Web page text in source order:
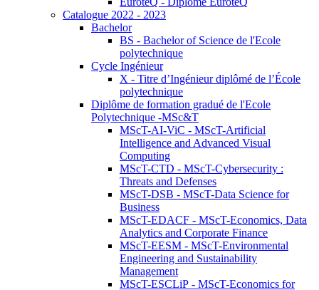
Catalogue 2022 - 2023
Bachelor
BS - Bachelor of Science de l'Ecole
polytechnique
Cycle Ingénieur
X - Titre d’Ingénieur diplômé de l’École
polytechnique
Diplôme de formation gradué de l'Ecole
Polytechnique -MSc&T
MScT-AI-ViC - MScT-Artificial
Intelligence and Advanced Visual
Computing
MScT-CTD - MScT-Cybersecurity :
Threats and Defenses
MScT-DSB - MScT-Data Science for
Business
MScT-EDACF - MScT-Economics, Data
Analytics and Corporate Finance
MScT-EESM - MScT-Environmental
Engineering and Sustainability
Management
MScT-ESCLiP - MScT-Economics for